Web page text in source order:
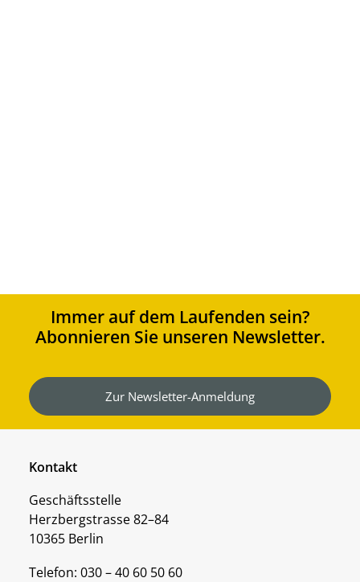
Immer auf dem Laufenden sein?
Abonnieren Sie unseren Newsletter.
Zur Newsletter-Anmeldung
Kontakt
Geschäftsstelle
Herzbergstrasse 82–84
10365 Berlin
Telefon: 030 – 40 60 50 60